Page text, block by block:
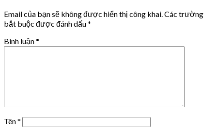
Email của bạn sẽ không được hiển thị công khai. Các trường
bắt buộc được đánh dấu*
Bình luận*
Tên*